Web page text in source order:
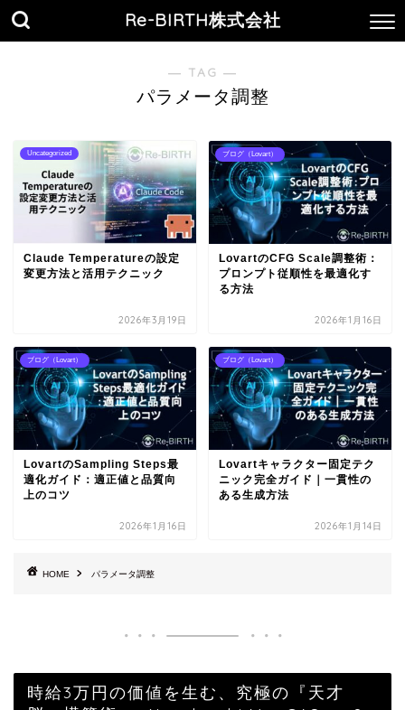
Re-BIRTH株式会社
― TAG ―
パラメータ調整
Uncategorized
Claude Temperatureの設定
変更方法と活用テクニック
2026年3月19日
ブログ（Lovart）
LovartのCFG Scale調整術：
プロンプト従順性を最適化す
る方法
2026年1月16日
ブログ（Lovart）
LovartのSampling Steps最
適化ガイド：適正値と品質向
上のコツ
2026年1月16日
ブログ（Lovart）
Lovartキャラクター固定テク
ニック完全ガイド｜一貫性の
ある生成方法
2026年1月14日
HOME パラメータ調整
時給3万円の価値を生む、究極の『天才